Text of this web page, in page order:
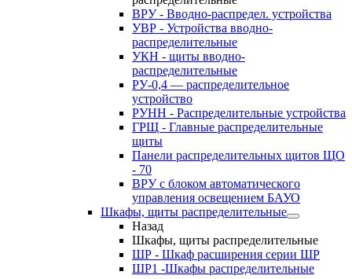
ВРУ - Вводно-распредел. устройства
УВР - Устройства вводно-
распределительные
УКН - щиты вводно-
распределительные
РУ-0,4 — распределительное
устройство
РУНН - Распределительные устройства
ГРЩ - Главные распределительные
щиты
Панели распределительных щитов ЩО
- 70
ВРУ с блоком автоматического
управления освещением БАУО
Шкафы, щиты распределительные
Назад
Шкафы, щиты распределительные
ШР - Шкаф расширения серии ШР
ШР1 -Шкафы распределительные